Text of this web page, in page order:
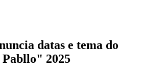
datas e tema do
2025